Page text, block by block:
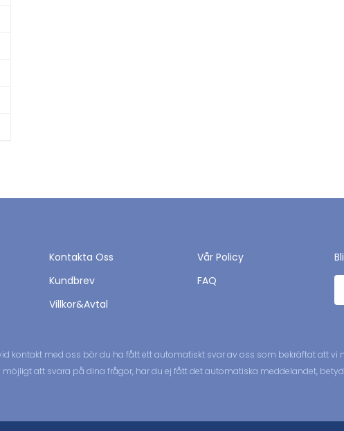
Kontakta Oss
Vår Policy
Kundbrev
FAQ
Villkor&Avtal
kontakt med oss bör du ha fått ett automatiskt svar av oss som bekräftat att
att svara på dina frågor, har du ej fått det automatiska meddelandet,